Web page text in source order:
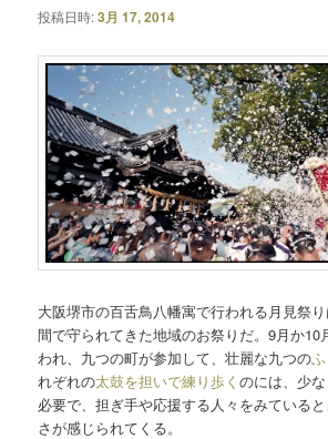
投稿日時:3月 17, 2014
大阪堺市の百舌鳥八幡寓で行われる月見祭
間で守られてきた地域のお祭りだ。9月か10
われ、九つの町が参加して、壮麗な九つの
れぞれの太鼓を担いで練り歩くのには、少
必要で、担ぎ手や応援する人々をみている
さが感じられてくる。